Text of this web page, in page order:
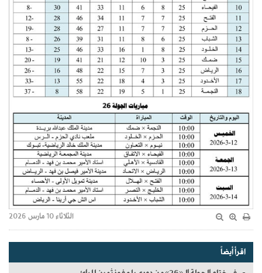
الثلاثاء 10 مارس 2026
اقرأ أيضاً